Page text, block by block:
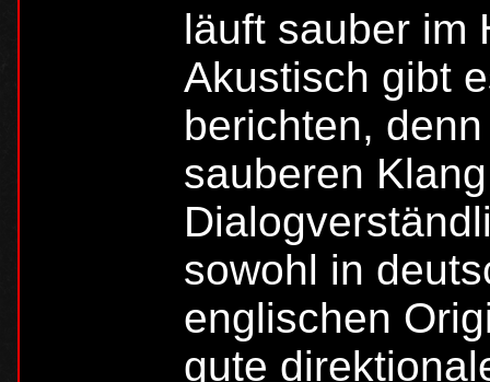
läuft sauber im
Akustisch gibt
berichten,
sauberen
sowohl in
englischen
gute